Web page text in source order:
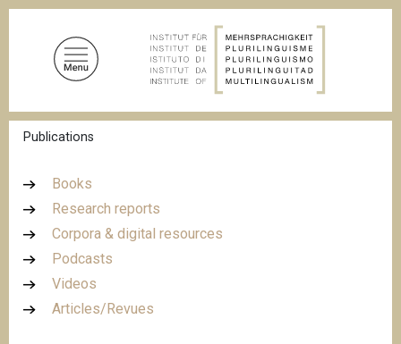
B
r
m
Publications
Books
Research reports
Corpora & digital resources
Podcasts
Videos
Articles/Revues